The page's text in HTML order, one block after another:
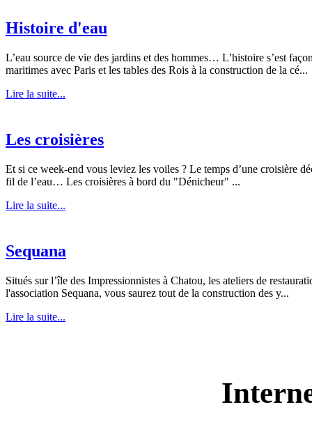
Histoire d'eau
L’eau source de vie des jardins et des hommes… L’histoire s’est
maritimes avec Paris et les tables des Rois à la construction de la cé...
Lire la suite...
Les croisières
Et si ce week-end vous leviez les voiles ? Le temps d’une croisière
fil de l’eau… Les croisières à bord du "Dénicheur" ...
Lire la suite...
Sequana
Situés sur l’île des Impressionnistes à Chatou, les ateliers de
l'association Sequana, vous saurez tout de la construction des y...
Lire la suite...